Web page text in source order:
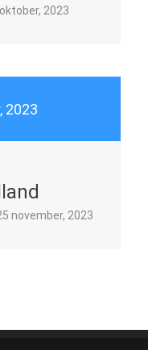
2023
2023
november, 2023